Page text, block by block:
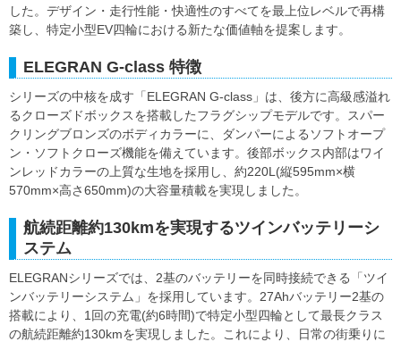
した。デザイン・走行性能・快適性のすべてを最上位レベルで再構
築し、特定小型EV四輪における新たな価値軸を提案します。
ELEGRAN G-class 特徴
シリーズの中核を成す「ELEGRAN G-class」は、後方に高級感溢れ
るクローズドボックスを搭載したフラグシップモデルです。スパー
クリングブロンズのボディカラーに、ダンパーによるソフトオープ
ン・ソフトクローズ機能を備えています。後部ボックス内部はワイ
ンレッドカラーの上質な生地を採用し、約220L(縦595mm×横
570mm×高さ650mm)の大容量積載を実現しました。
航続距離約130kmを実現するツインバッテリーシ
ステム
ELEGRANシリーズでは、2基のバッテリーを同時接続できる「ツイ
ンバッテリーシステム」を採用しています。27Ahバッテリー2基の
搭載により、1回の充電(約6時間)で特定小型四輪として最長クラス
の航続距離約130kmを実現しました。これにより、日常の街乗りに